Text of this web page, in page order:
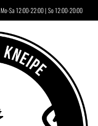
Mo-Sa 12:00-22:00 | So 12:00-20:00